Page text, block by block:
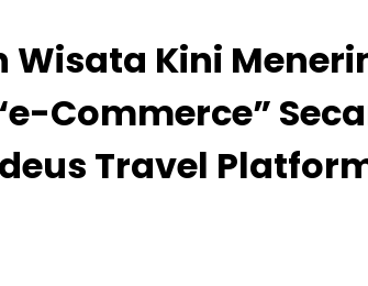
Wisata Kini
Commerce”
Travel